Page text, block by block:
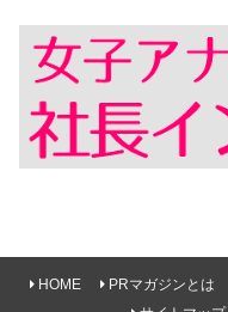
HOME PRマガジンとは